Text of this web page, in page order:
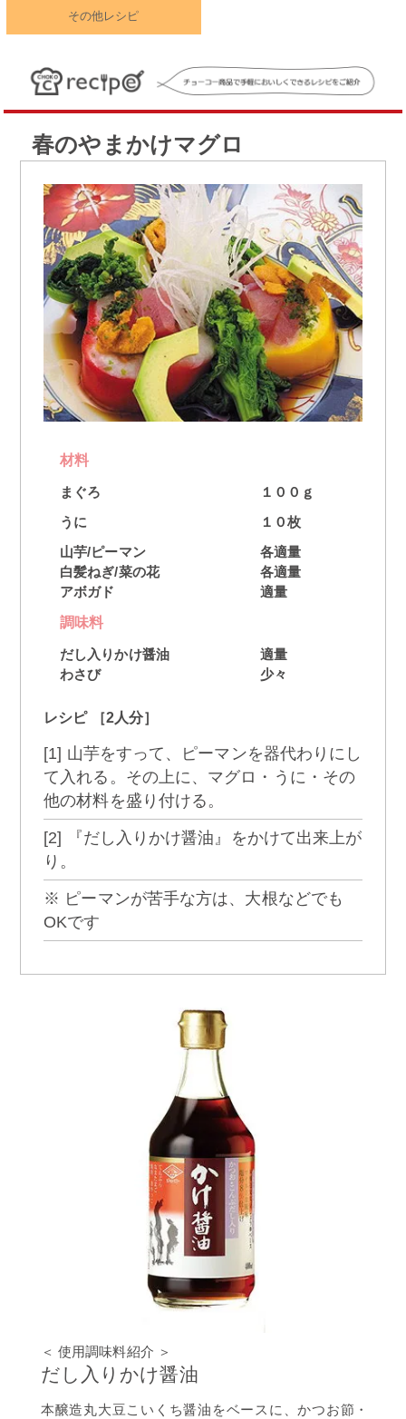
その他レシピ
春のやまかけマグロ
材料
まぐろ
１００ｇ
うに
１０枚
山芋/ピーマン
各適量
白髪ねぎ/菜の花
各適量
アボガド
適量
調味料
だし入りかけ醤油
適量
わさび
少々
レシピ ［2人分］
[1] 山芋をすって、ピーマンを器代わりにし
て入れる。その上に、マグロ・うに・その
他の材料を盛り付ける。
[2] 『だし入りかけ醤油』をかけて出来上が
り。
※ ピーマンが苦手な方は、大根などでも
OKです
＜ 使用調味料紹介 ＞
だし入りかけ醤油
本醸造丸大豆こいくち醤油をベースに、かつお節・